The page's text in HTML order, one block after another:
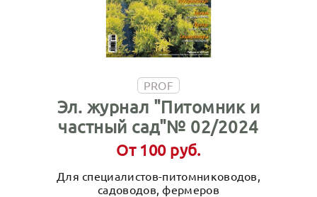
PROF
Эл. журнал "Питомник и
частный сад"№ 02/2024
От 100 руб.
Для специалистов-питомниководов,
садоводов, фермеров